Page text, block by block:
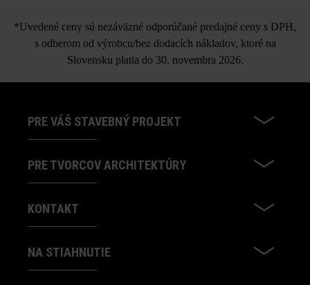
*Uvedené ceny sú nezáväzné odporúčané predajné ceny s DPH,
s odberom od výrobcu/bez dodacích nákladov, ktoré na
Slovensku platia do 30. novembra 2026.
PRE VÁŠ STAVEBNÝ PROJEKT
PRE TVORCOV ARCHITEKTÚRY
KONTAKT
NA STIAHNUTIE